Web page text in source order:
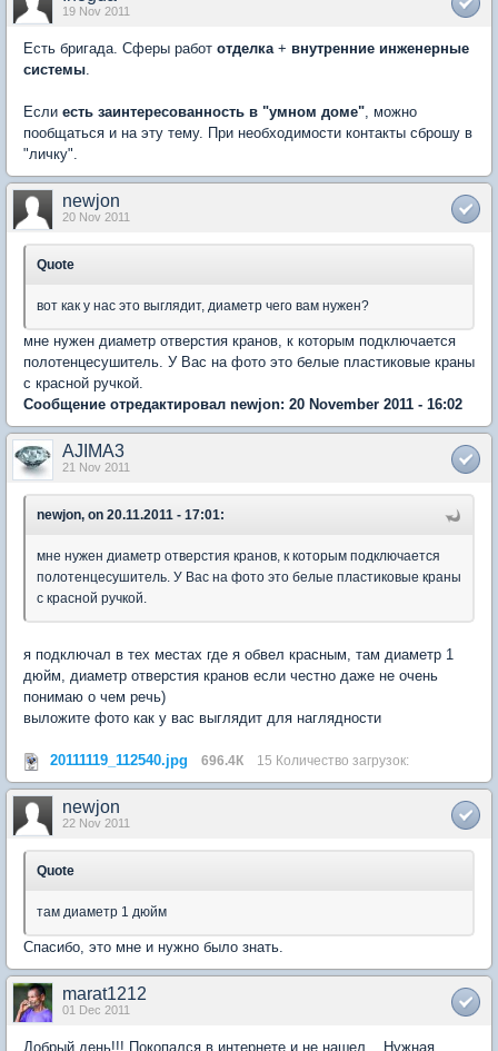
19 Nov 2011
Есть бригада. Сферы работ отделка + внутренние инженерные
системы.
Если есть заинтересованность в "умном доме", можно
пообщаться и на эту тему. При необходимости контакты сброшу в
"личку".
newjon
20 Nov 2011
Quote
вот как у нас это выглядит, диаметр чего вам нужен?
мне нужен диаметр отверстия кранов, к которым подключается
полотенцесушитель. У Вас на фото это белые пластиковые краны
с красной ручкой.
Сообщение отредактировал newjon: 20 November 2011 - 16:02
AJIMA3
21 Nov 2011
newjon, on 20.11.2011 - 17:01:
мне нужен диаметр отверстия кранов, к которым подключается
полотенцесушитель. У Вас на фото это белые пластиковые краны
с красной ручкой.
я подключал в тех местах где я обвел красным, там диаметр 1
дюйм, диаметр отверстия кранов если честно даже не очень
понимаю о чем речь)
выложите фото как у вас выглядит для наглядности
20111119_112540.jpg 696.4К 15 Количество загрузок:
newjon
22 Nov 2011
Quote
там диаметр 1 дюйм
Спасибо, это мне и нужно было знать.
marat1212
01 Dec 2011
Добрый день!!! Покопался в интернете и не нашел... Нужная